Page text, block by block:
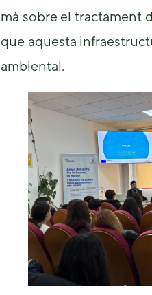
mà sobre el tractament
que aquesta
ambiental.